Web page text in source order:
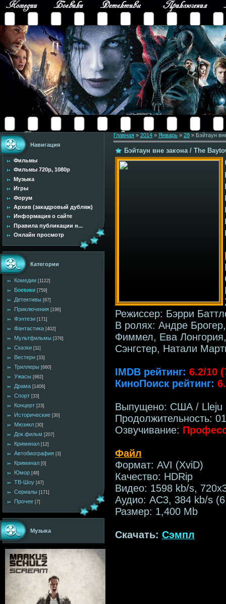
Навигация
Фильмы
Фильмы 720p, 1080p
Музыка
Игры
Форум
Архив (закадровый дубляж)
Информация о сайте
Правила публикации н...
Онлайн просмотр
Категории
Комедии [1122]
Боевики [759]
Детективы [67]
Приключения [196]
Фэнтези [171]
Фантастика [402]
Мультфильмы [376]
Сказки [11]
Вестерн [33]
Триллеры [660]
Ужасы [662]
Драма [1406]
Спорт [33]
Концерт [23]
Исторические [30]
Мюзикл [30]
Док.фильм [207]
Криминал [12]
Автобиография [3]
Криминал [0]
Юмор [48]
ТВ-Шоу [47]
Сериалы [171]
Прочее [7]
Музыка
Главная » 2014 » Январь » 28 » Бэйтаун
Бэйтаун вне закона / The
Режиссер: Бэрри
В ролях: Андре
Фиммел, Ева
Сэнгстер, Натали
IMDB рейтинг: 6.2/10
КиноПоиск рейтинг:
Выпущено: США / Lleju
Продолжительность:
Озвучивание:
Файл
Формат: AVI (XviD)
Качество: HDRip
Видео: 1598 kb/s,
Аудио: AC3, 384 kb/s
Размер: 1,400 Mb
Скачать: Сэмпл